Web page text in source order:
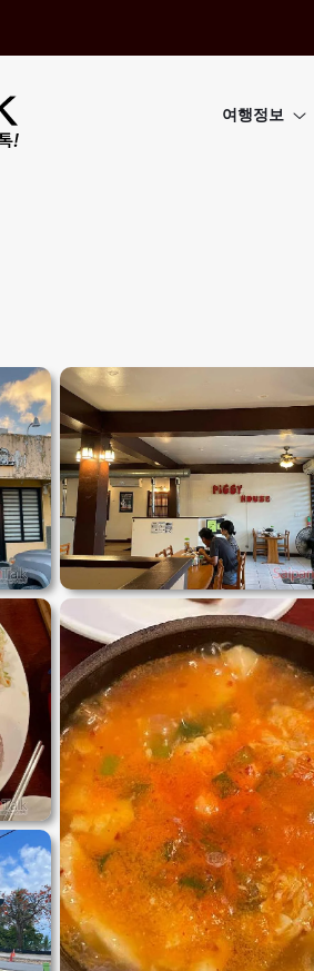
여행정보